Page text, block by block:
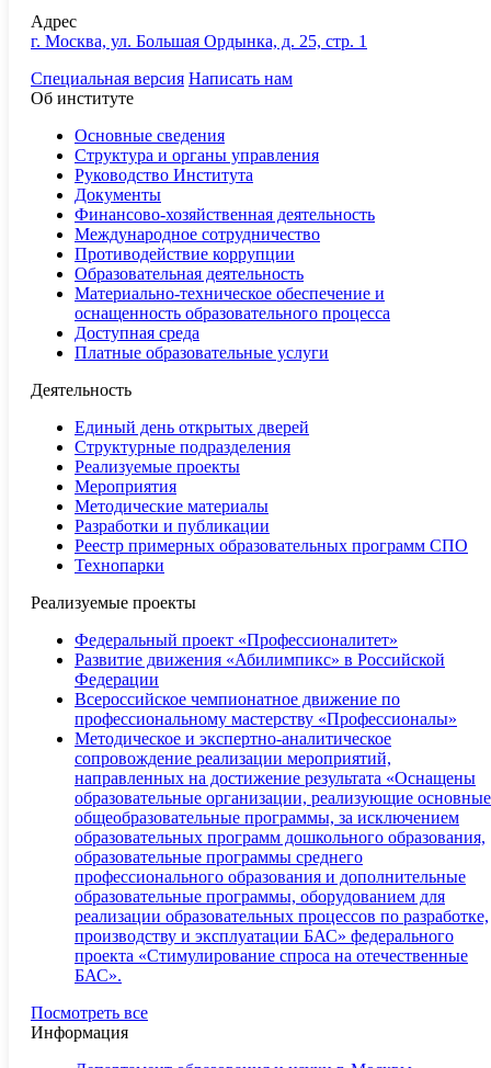
Адрес
г. Москва, ул. Большая Ордынка, д. 25, стр. 1
Специальная версия Написать нам
Об институте
Основные сведения
Структура и органы управления
Руководство Института
Документы
Финансово-хозяйственная деятельность
Международное сотрудничество
Противодействие коррупции
Образовательная деятельность
Материально-техническое обеспечение и
оснащенность образовательного процесса
Доступная среда
Платные образовательные услуги
Деятельность
Единый день открытых дверей
Структурные подразделения
Реализуемые проекты
Мероприятия
Методические материалы
Разработки и публикации
Реестр примерных образовательных программ СПО
Технопарки
Реализуемые проекты
Федеральный проект «Профессионалитет»
Развитие движения «Абилимпикс» в Российской
Федерации
Всероссийское чемпионатное движение по
профессиональному мастерству «Профессионалы»
Методическое и экспертно-аналитическое
сопровождение реализации мероприятий,
направленных на достижение результата «Оснащены
образовательные организации, реализующие основные
общеобразовательные программы, за исключением
образовательных программ дошкольного образования,
образовательные программы среднего
профессионального образования и дополнительные
образовательные программы, оборудованием для
реализации образовательных процессов по разработке,
производству и эксплуатации БАС» федерального
проекта «Стимулирование спроса на отечественные
БАС».
Посмотреть все
Информация